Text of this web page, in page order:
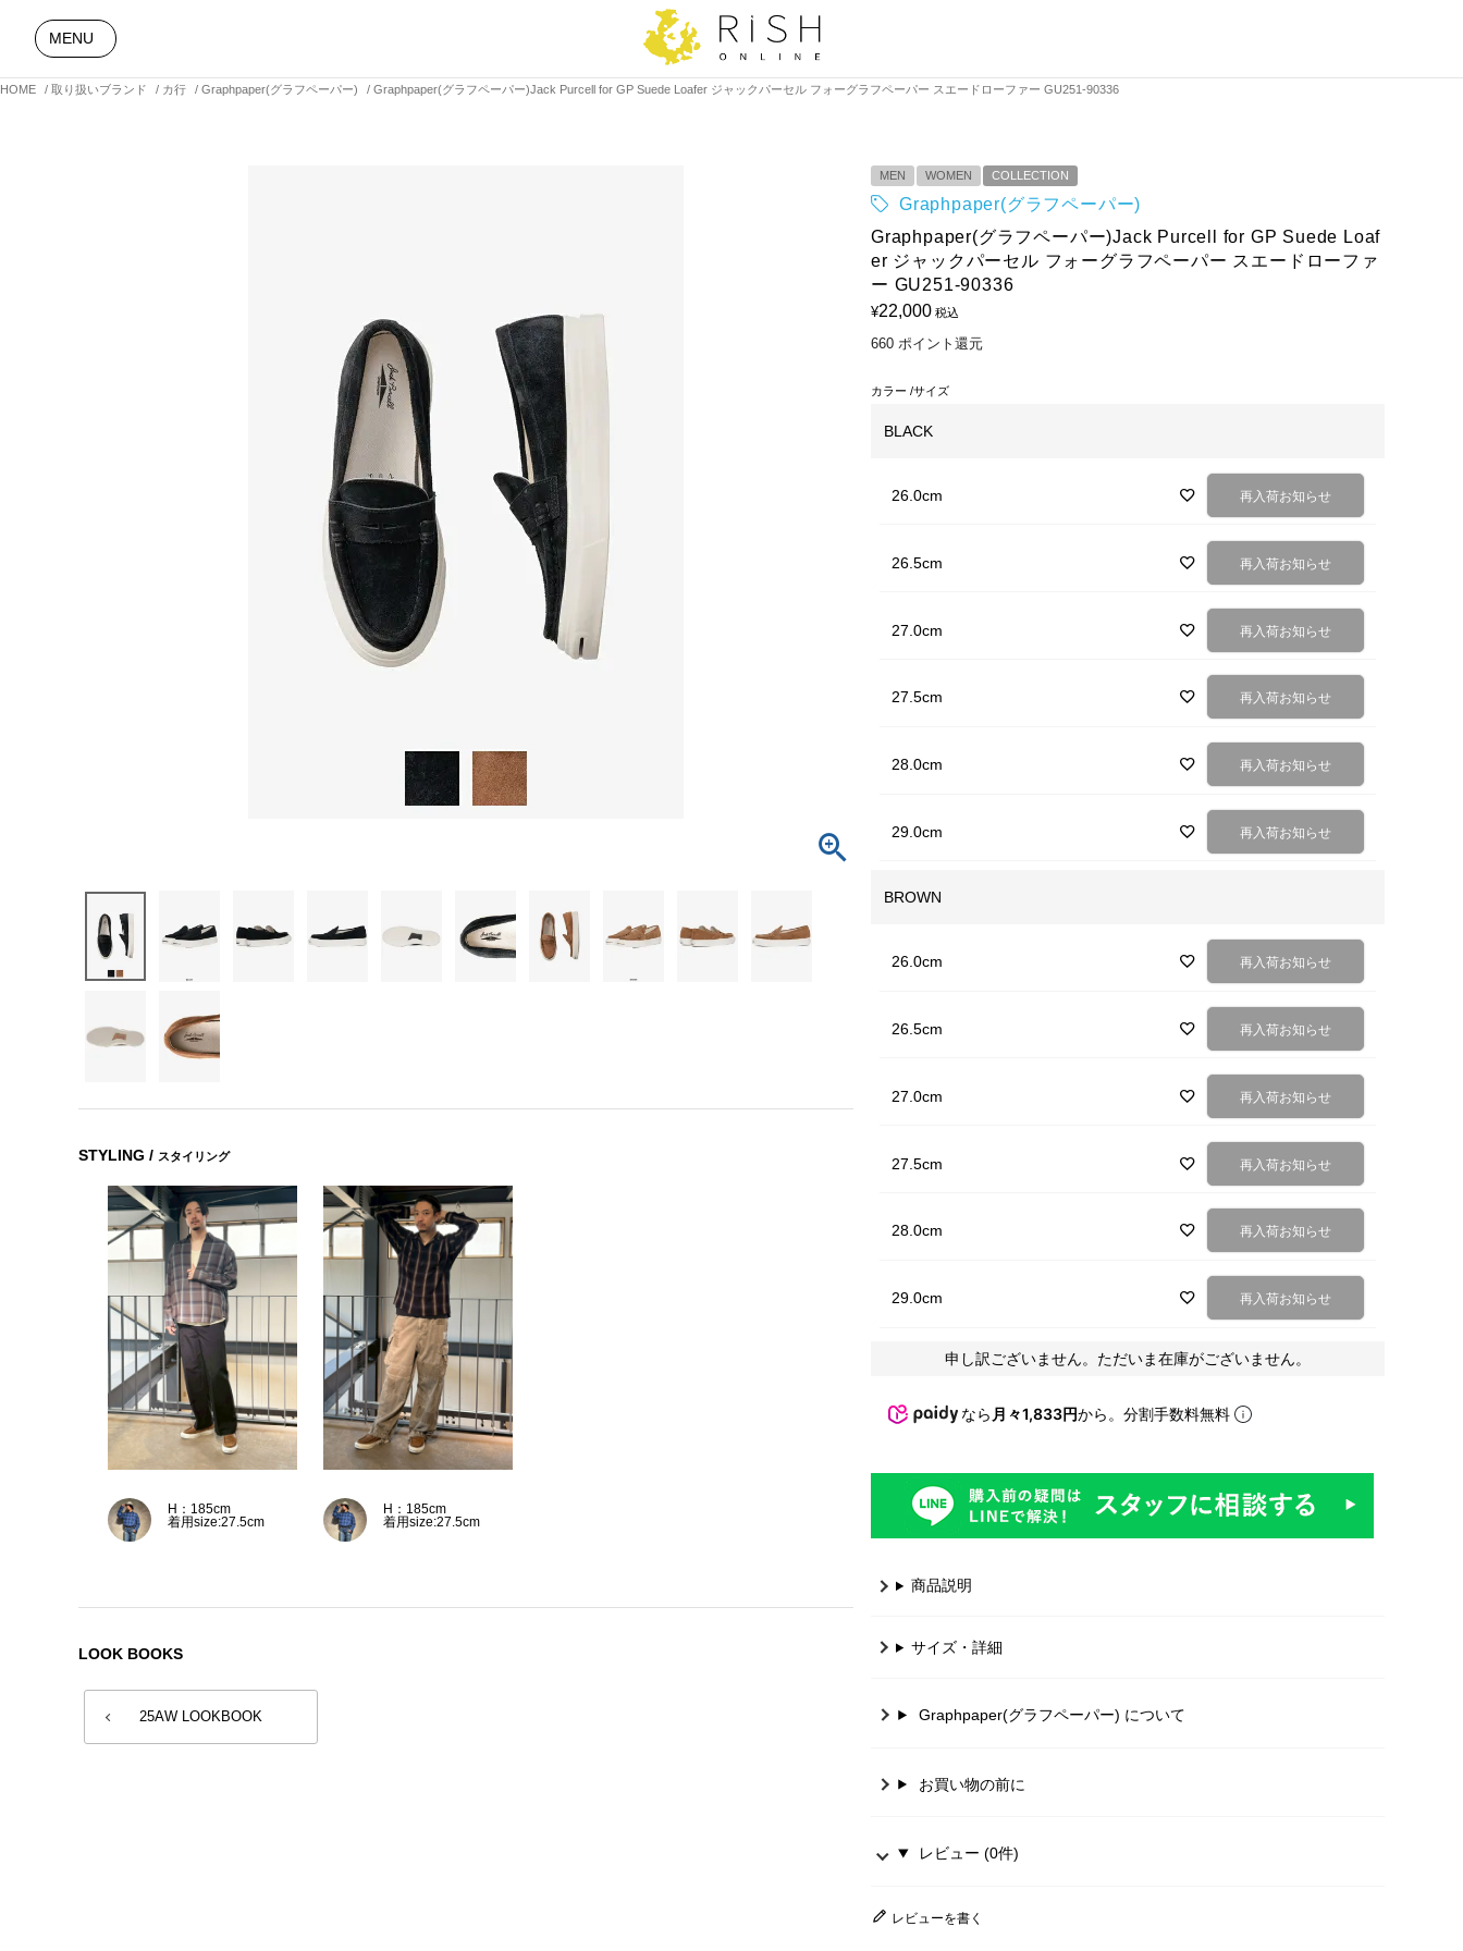
HOME 取り扱いブランド カ行 Graphpaper(グラフペーパー) Graphpaper(グラフペーパー)Jack Purcell for GP Suede Loafer ジャックパーセル フォーグラフペーパー スエードローファー GU251-90336
MENU
STYLING / スタイリング
H：185cm
着用size:27.5cm
H：185cm
着用size:27.5cm
LOOK BOOKS
25AW LOOKBOOK
MEN WOMEN COLLECTION
Graphpaper(グラフペーパー)
Graphpaper(グラフペーパー)Jack Purcell for GP Suede Loaf
er ジャックパーセル フォーグラフペーパー スエードローファ
ー GU251-90336
¥22,000 税込
660 ポイント還元
カラー サイズ
BLACK
26.0cm 再入荷お知らせ
26.5cm 再入荷お知らせ
27.0cm 再入荷お知らせ
27.5cm 再入荷お知らせ
28.0cm 再入荷お知らせ
29.0cm 再入荷お知らせ
BROWN
26.0cm 再入荷お知らせ
26.5cm 再入荷お知らせ
27.0cm 再入荷お知らせ
27.5cm 再入荷お知らせ
28.0cm 再入荷お知らせ
29.0cm 再入荷お知らせ
申し訳ございません。ただいま在庫がございません。
なら 月々1,833円から。分割手数料無料
商品説明
サイズ・詳細
Graphpaper(グラフペーパー) について
お買い物の前に
レビュー (0件)
レビューを書く